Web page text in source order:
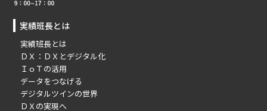
実績班長とは
実績班長とは
ＤＸ：ＤＸとデジタル化
ＩｏＴの活用
データをつなげる
デジタルツインの世界
ＤＸの実現へ